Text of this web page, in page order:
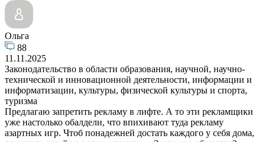
Ольга
88
11.11.2025
Законодательство в области образования, научной, научно-
технической и инновационной деятельности, информации и
информатизации, культуры, физической культуры и спорта,
туризма
Предлагаю запретить рекламу в лифте. А то эти рекламщики
уже настолько обалдели, что впихивают туда рекламу
азартных игр. Чтоб понадежней достать каждого у себя дома,